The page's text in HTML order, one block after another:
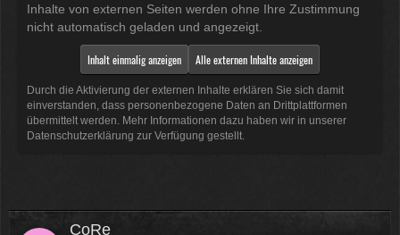
Inhalte von externen Seiten werden ohne Ihre Zustimmung
nicht automatisch geladen und angezeigt.
Inhalt einmalig anzeigen Alle externen Inhalte anzeigen
Durch die Aktivierung der externen Inhalte erklären Sie sich damit
einverstanden, dass personenbezogene Daten an Drittplattformen
übermittelt werden. Mehr Informationen dazu haben wir in unserer
Datenschutzerklärung zur Verfügung gestellt.
CoRe